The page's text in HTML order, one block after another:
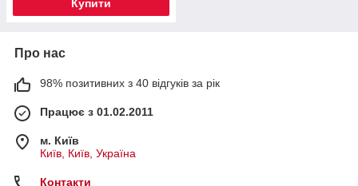
Купити
Про нас
98% позитивних з 40 відгуків за рік
Працює з 01.02.2011
м. Київ
Київ, Київ, Україна
Контакти